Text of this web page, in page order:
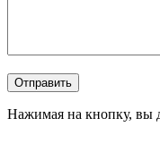
Оставьте это поле
Отправить
Нажимая на кнопку, вы